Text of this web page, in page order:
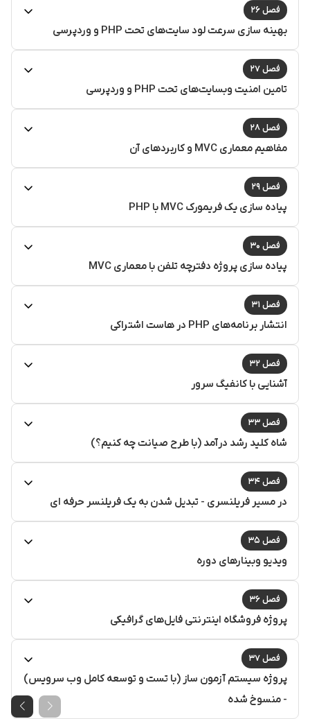
فصل ۲۶
بهینه سازی سرعت لود سایت‌های تحت PHP و وردپرسی
فصل ۲۷
تامین امنیت وبسایت‌های تحت PHP و وردپرسی
فصل ۲۸
مفاهیم معماری MVC و کاربردهای آن
فصل ۲۹
پیاده سازی یک فریمورک MVC با PHP
فصل ۳۰
پیاده سازی پروژه دفترچه تلفن با معماری MVC
فصل ۳۱
انتشار برنامه‌های PHP در هاست اشتراکی
فصل ۳۲
آشنایی با کانفیگ سرور
فصل ۳۳
شاه کلید رشد درآمد (با طرح صیانت چه کنیم؟)
فصل ۳۴
در مسیر فریلنسری - تبدیل شدن به یک فریلنسر حرفه ای
فصل ۳۵
ویدیو وبینارهای دوره
فصل ۳۶
پروژه فروشگاه اینترنتی فایل‌های گرافیکی
فصل ۳۷
پروژه سیستم آزمون ساز (با تست و توسعه کامل وب سرویس)
- منسوخ شده